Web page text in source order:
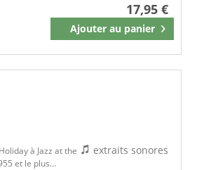
17,95 €
Ajouter au panier
Mémoriser
à Jazz at the
et le plus...
extraits sonores